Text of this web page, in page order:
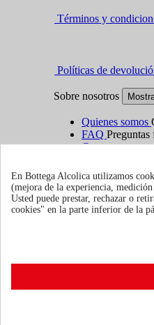
Términos y
Políticas de
Sobre nosotros
Quienes somos
FAQ Preguntas
Contacte con
Información
Cookie
En Bottega Alcolica utilizamos
(mejora de la experiencia,
Usted puede prestar, rechazar o
cookies" en la parte inferior de la